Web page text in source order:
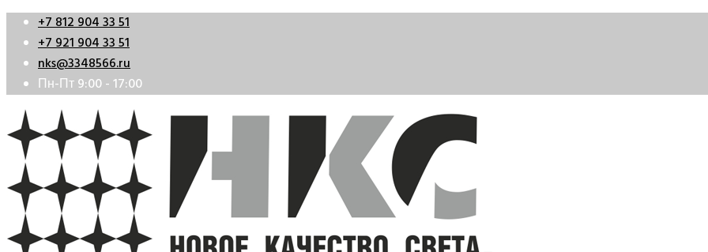
+7 812 904 33 51
+7 921 904 33 51
nks@3348566.ru
Пн-Пт 9:00 - 17:00